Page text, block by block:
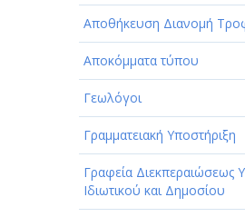
Αποθήκευση Διανομή
Αποκόμματα τύπου
Γεωλόγοι
Γραμματειακή Υποστήριξη
Γραφεία Διεκπεραιώσεως
Ιδιωτικού και Δημοσίου